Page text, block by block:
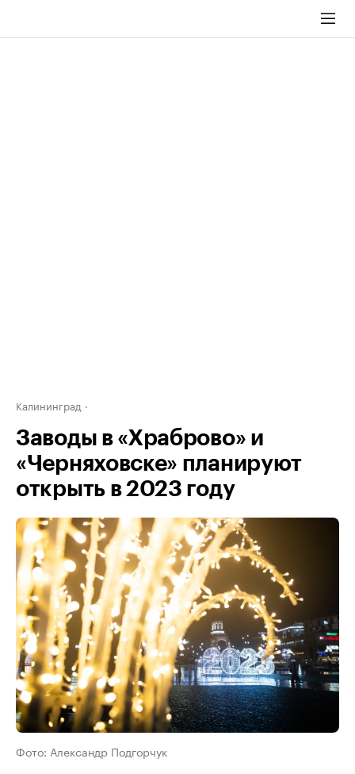
Калининград
Заводы в «Храброво» и
«Черняховске» планируют
открыть в 2023 году
Фото: Александр Подгорчук